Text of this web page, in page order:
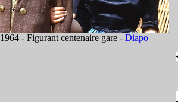
1964 - Figurant centenaire gare - Diapo